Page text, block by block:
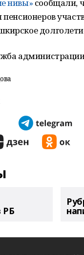
нивы» сообщали,
пенсионеров
РБ